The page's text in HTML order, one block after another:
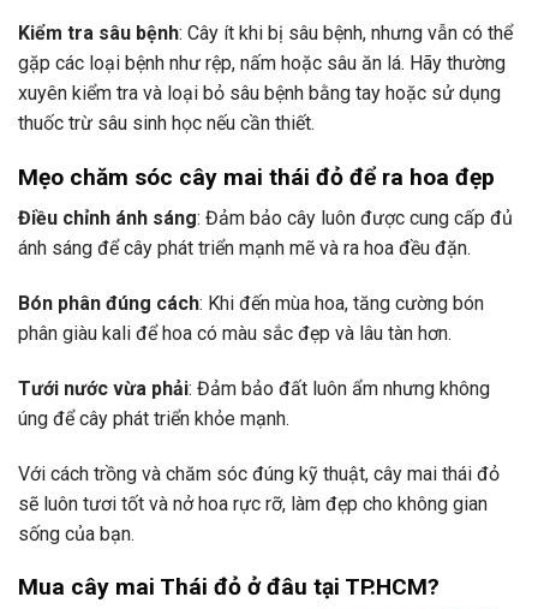
Kiểm tra sâu bệnh: Cây ít khi bị sâu bệnh, nhưng vẫn có thể
gặp các loại bệnh như rệp, nấm hoặc sâu ăn lá. Hãy thường
xuyên kiểm tra và loại bỏ sâu bệnh bằng tay hoặc sử dụng
thuốc trừ sâu sinh học nếu cần thiết.
Mẹo chăm sóc cây mai thái đỏ để ra hoa đẹp
Điều chỉnh ánh sáng: Đảm bảo cây luôn được cung cấp đủ
ánh sáng để cây phát triển mạnh mẽ và ra hoa đều đặn.
Bón phân đúng cách: Khi đến mùa hoa, tăng cường bón
phân giàu kali để hoa có màu sắc đẹp và lâu tàn hơn.
Tưới nước vừa phải: Đảm bảo đất luôn ẩm nhưng không
úng để cây phát triển khỏe mạnh.
Với cách trồng và chăm sóc đúng kỹ thuật, cây mai thái đỏ
sẽ luôn tươi tốt và nở hoa rực rỡ, làm đẹp cho không gian
sống của bạn.
Mua cây mai Thái đỏ ở đâu tại TP.HCM?